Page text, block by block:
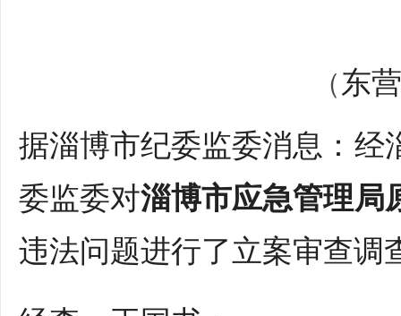
（东
据淄博市纪委监委消息：经
委监委对淄博市应急管理局
违法问题进行了立案审查调